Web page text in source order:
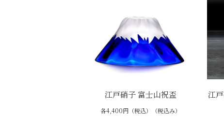
江戸硝子 富士山祝盃
各4,400円（税込）（税込み）
江